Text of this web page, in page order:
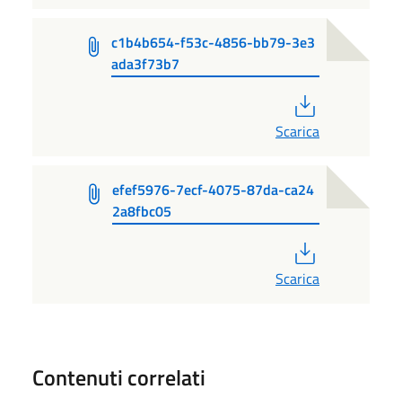
c1b4b654-f53c-4856-bb79-3e3
ada3f73b7
Scarica
efef5976-7ecf-4075-87da-ca24
2a8fbc05
Scarica
Contenuti correlati